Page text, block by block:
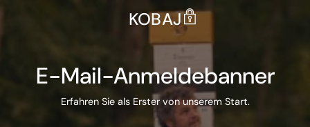
KOBAJ
E-Mail-Anmeldebanner
Erfahren Sie als Erster von unserem Start.